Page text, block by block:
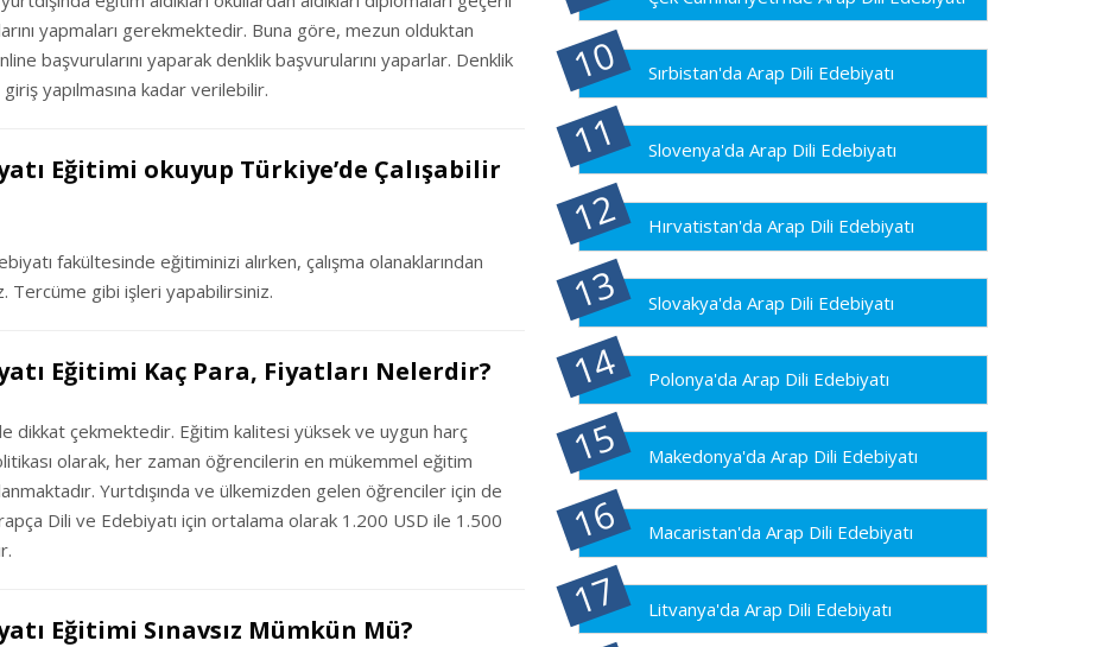
yapmaları gerekmektedir. Buna göre, mezun olduktan
başvurularını yaparak denklik başvurularını yaparlar. Denklik
giriş yapılmasına kadar verilebilir.
Eğitimi okuyup Türkiye’de Çalışabilir
fakültesinde eğitiminizi alırken, çalışma olanaklarından
Tercüme gibi işleri yapabilirsiniz.
Eğitimi Kaç Para, Fiyatları Nelerdir?
dikkat çekmektedir. Eğitim kalitesi yüksek ve uygun harç
olarak, her zaman öğrencilerin en mükemmel eğitim
Yurtdışında ve ülkemizden gelen öğrenciler için de
Dili ve Edebiyatı için ortalama olarak 1.200 USD ile 1.500
Eğitimi Sınavsız Mümkün Mü?
Sırbistan'da Arap Dili Edebiyatı
Slovenya'da Arap Dili Edebiyatı
Hırvatistan'da Arap Dili Edebiyatı
Slovakya'da Arap Dili Edebiyatı
Polonya'da Arap Dili Edebiyatı
Makedonya'da Arap Dili Edebiyatı
Macaristan'da Arap Dili Edebiyatı
Litvanya'da Arap Dili Edebiyatı